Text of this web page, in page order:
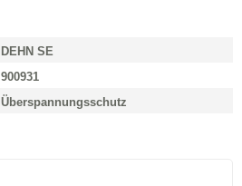
DEHN SE
900931
Überspannungsschutz